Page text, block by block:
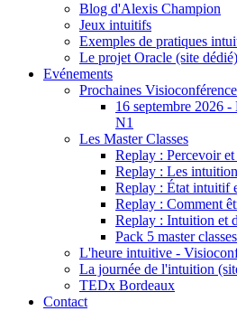
Blog d'Alexis Champion
Jeux intuitifs
Exemples de pratiques
Le projet Oracle (site dédié)
Evénements
Prochaines
16 septembre 2026
N1
Les Master Classes
Replay : Percevoir
Replay : Les
Replay : État intuitif
Replay : Comment
Replay : Intuition et
Pack 5 master
L'heure intuitive -
La journée de l'intuition
TEDx Bordeaux
Contact